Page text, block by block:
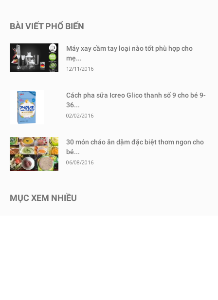
BÀI VIẾT PHỔ BIẾN
Máy xay cầm tay loại nào tốt phù hợp cho
mẹ...
12/11/2016
Cách pha sữa Icreo Glico thanh số 9 cho bé 9-
36...
02/02/2016
30 món cháo ăn dặm đặc biệt thơm ngon cho
bé...
06/08/2016
MỤC XEM NHIỀU